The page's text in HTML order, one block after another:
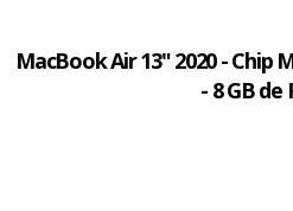
MacBook Air 13" 2020 - Chip
- 8 GB de